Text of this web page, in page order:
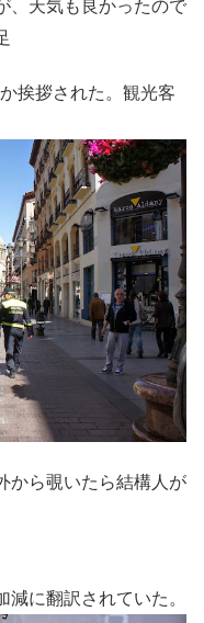
、天気も良かったので
挨拶された。観光客
から覗いたら結構人が
に翻訳されていた。